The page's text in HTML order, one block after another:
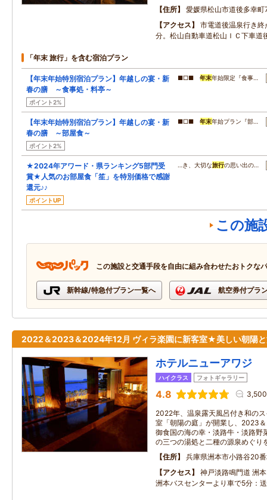
住所
愛媛県松山市道後多幸
アクセス
市電道後温泉行き
分。松山自動車道松山ＩＣ下車道
「年末 旅行」を含む宿泊プラン
【年末年始特別宿泊プラン】年越しの宴・新
春の膳 ～食事処・料亭～
ポイント2%
■□■年末年始限定『食事…
【年末年始特別宿泊プラン】年越しの宴・新
春の膳 ～部屋食～
ポイント2%
■□■年末年始プラン『部…
★2024年アワード・県ランキング5部門受
賞★人気のお部屋食「笙」を特別価格で感謝
還元♪♪
ポイントUP
…き、大切な旅行の思い出の…
この施
この施設と交通手段を自由に組み合わせたおトクな
新幹線/特急付プラン一覧へ 航空券付プラ
2022＆2023＆2024年12月 ヴィラ楽園に新客室★美しい朝陽
ホテルニューアワジ
ハイクラス フォトギャラリー
4.8
2022年、温泉露天風呂付き和の
室「朝陽の庭」が開業し、2023
御食国の海の幸・淡路牛・淡路野
の三つの湯処と二種の源泉めぐり
住所
兵庫県洲本市小路谷20
アクセス
神戸淡路鳴門道 洲
洲本バスセンターより車で5分：